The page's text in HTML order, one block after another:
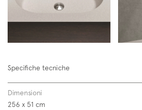
Specifiche tecniche
Dimensioni
256 x 51 cm